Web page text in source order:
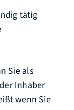
tätig
Sie als
Inhaber
wenn Sie